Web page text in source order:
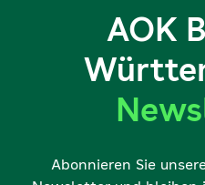
AOK
Abonnieren Sie